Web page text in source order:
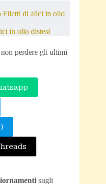
Filetti di alici in olio
in olio distesi
perdere gli ultimi
sugli